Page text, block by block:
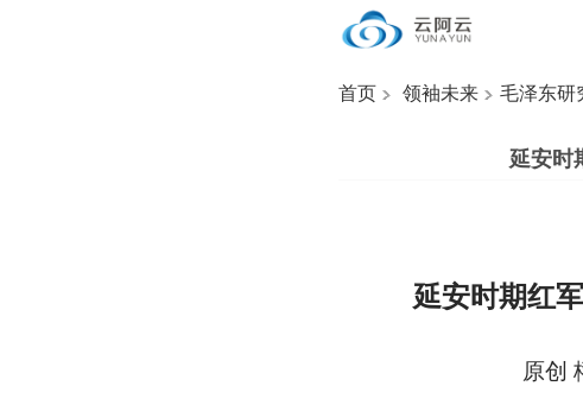
首页 领袖未来 毛泽东研
延安时
延安时期红
原创